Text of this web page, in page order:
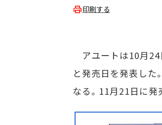
印刷する
アユートは10月24
と発売日を発表した
なる。11月21日に発